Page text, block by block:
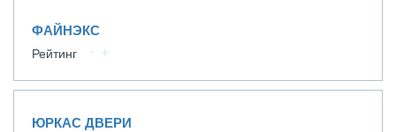
ФАЙНЭКС
Рейтинг
ЮРКАС ДВЕРИ